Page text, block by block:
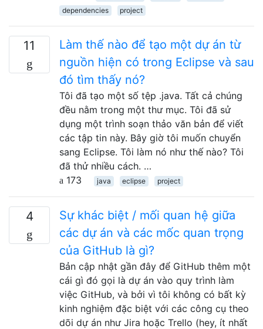
dependencies
project
11
Làm thế nào để tạo một dự án từ
nguồn hiện có trong Eclipse và sau
đó tìm thấy nó?
Tôi đã tạo một số tệp .java. Tất cả chúng
đều nằm trong một thư mục. Tôi đã sử
dụng một trình soạn thảo văn bản để viết
các tập tin này. Bây giờ tôi muốn chuyển
sang Eclipse. Tôi làm nó như thế nào? Tôi
đã thử nhiều cách. …
173
java eclipse project
4
Sự khác biệt / mối quan hệ giữa
các dự án và các mốc quan trọng
của GitHub là gì?
Bản cập nhật gần đây để GitHub thêm một
cái gì đó gọi là dự án vào quy trình làm
việc GitHub, và bởi vì tôi không có bất kỳ
kinh nghiệm đặc biệt với các công cụ theo
dõi dự án như Jira hoặc Trello (hey, ít nhất